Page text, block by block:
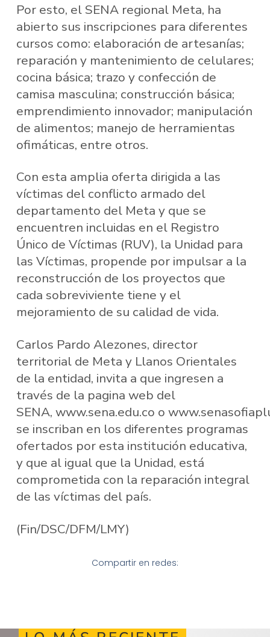
Por esto, el SENA regional Meta, ha
abierto sus inscripciones para diferentes
cursos como: elaboración de artesanías;
reparación y mantenimiento de celulares;
cocina básica; trazo y confección de
camisa masculina; construcción básica;
emprendimiento innovador; manipulación
de alimentos; manejo de herramientas
ofimáticas, entre otros.
Con esta amplia oferta dirigida a las
víctimas del conflicto armado del
departamento del Meta y que se
encuentren incluidas en el Registro
Único de Víctimas (RUV), la Unidad para
las Víctimas, propende por impulsar a la
reconstrucción de los proyectos que
cada sobreviviente tiene y el
mejoramiento de su calidad de vida.
Carlos Pardo Alezones, director
territorial de Meta y Llanos Orientales
de la entidad, invita a que ingresen a
través de la pagina web del
SENA, www.sena.edu.co o
se inscriban en los diferentes programas
ofertados por esta institución educativa,
y que al igual que la Unidad, está
comprometida con la reparación integral
de las víctimas del país.
(Fin/DSC/DFM/LMY)
Compartir en redes: